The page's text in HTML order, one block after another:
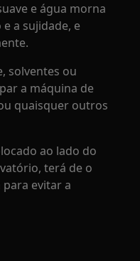
e água morna
a sujidade, e
solventes ou
a máquina de
quaisquer outros
ao lado do
terá de o
evitar a